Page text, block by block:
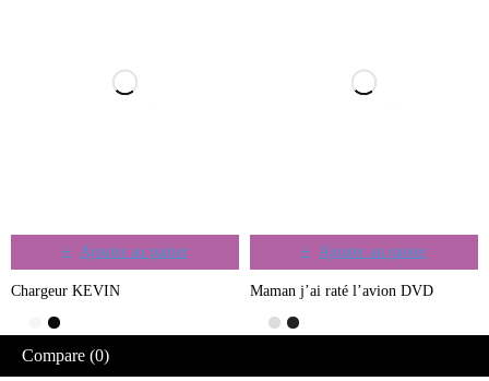
Ajouter au panier
Chargeur KEVIN
Ajouter au panier
Maman j’ai raté l’avion DVD
Compare (0)